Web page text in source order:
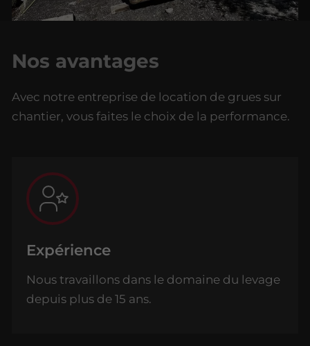
Nos avantages
Avec notre entreprise de location de grues sur
chantier, vous faites le choix de la performance.
Expérience
Nous travaillons dans le domaine du levage
depuis plus de 15 ans.